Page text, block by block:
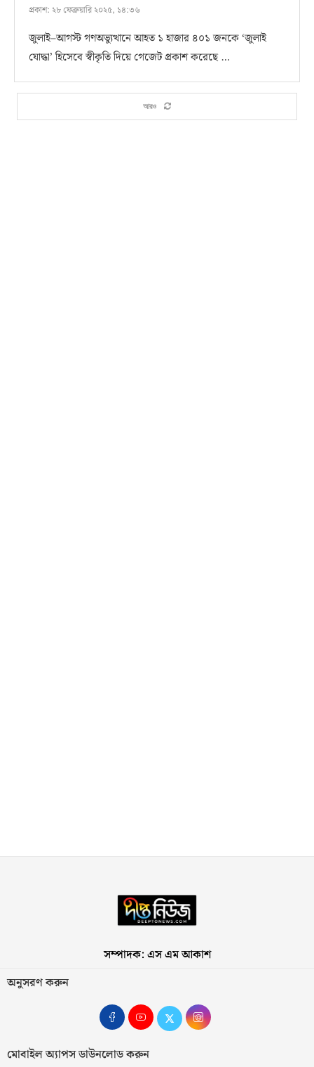
প্রকাশ: ২৮ ফেব্রুয়ারি ২০২৫, ১৪:৩৬
জুলাই–আগস্ট গণঅভ্যুত্থানে আহত ১ হাজার ৪০১ জনকে ‘জুলাই
যোদ্ধা’ হিসেবে স্বীকৃতি দিয়ে গেজেট প্রকাশ করেছে …
আরও
সম্পাদক: এস এম আকাশ
অনুসরণ করুন
মোবাইল অ্যাপস ডাউনলোড করুন